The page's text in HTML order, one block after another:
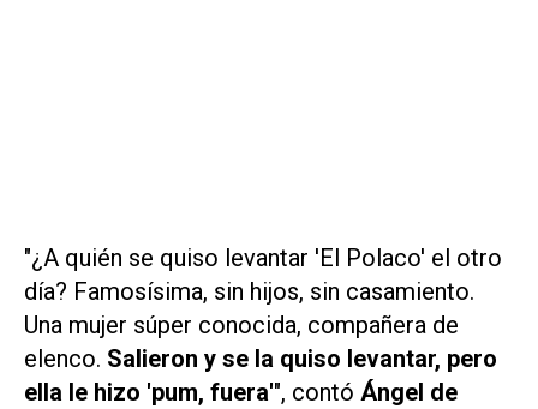
"¿A quién se quiso levantar 'El Polaco' el otro
día? Famosísima, sin hijos, sin casamiento.
Una mujer súper conocida, compañera de
elenco. Salieron y se la quiso levantar, pero
ella le hizo 'pum, fuera'", contó Ángel de